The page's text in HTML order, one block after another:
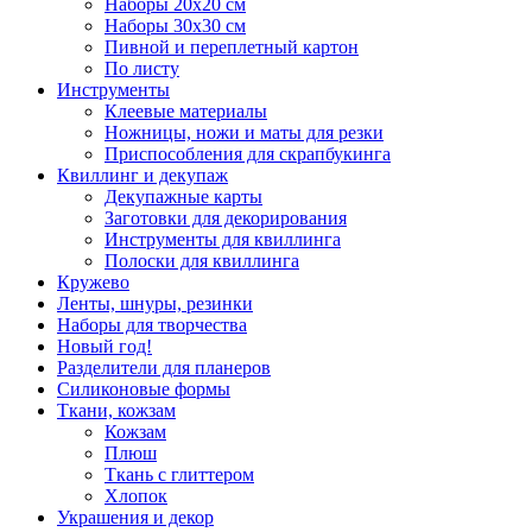
Наборы 20х20 см
Наборы 30х30 см
Пивной и переплетный картон
По листу
Инструменты
Клеевые материалы
Ножницы, ножи и маты для резки
Приспособления для скрапбукинга
Квиллинг и декупаж
Декупажные карты
Заготовки для декорирования
Инструменты для квиллинга
Полоски для квиллинга
Кружево
Ленты, шнуры, резинки
Наборы для творчества
Новый год!
Разделители для планеров
Силиконовые формы
Ткани, кожзам
Кожзам
Плюш
Ткань с глиттером
Хлопок
Украшения и декор